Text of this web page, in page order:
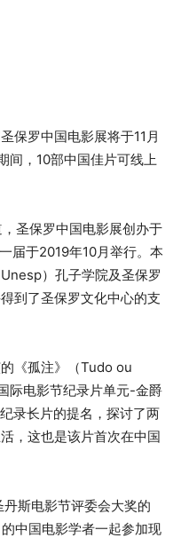
保罗中国电影展将于11月
间，10部中国佳片可线上
圣保罗中国电影展创办于
届于2019年10月举行。本
）孔子学院及圣保罗
到了圣保罗文化中心的支
《孤注》（Tudo ou
际电影节纪录片单元-金爵
录长片的提名，探讨了两
，这也是该片首次在中国
斯电影节评委会大奖的
中国电影学者一起参加现